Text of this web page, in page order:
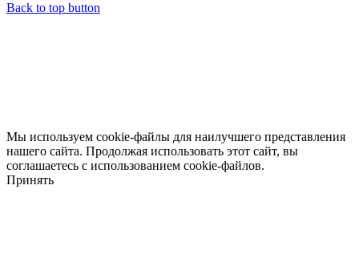
Back to top button
Мы используем cookie-файлы для наилучшего представления
нашего сайта. Продолжая использовать этот сайт, вы
соглашаетесь с использованием cookie-файлов.
Принять